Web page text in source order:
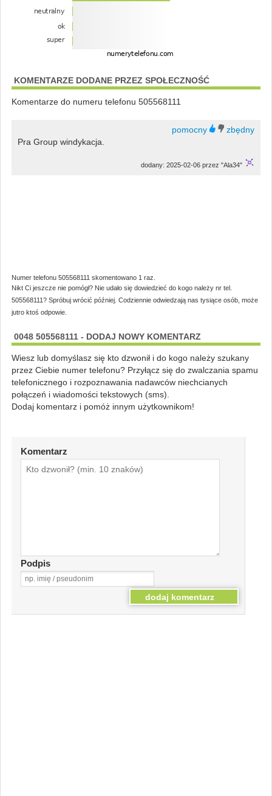
KOMENTARZE DODANE PRZEZ SPOŁECZNOŚĆ
Komentarze do numeru telefonu 505568111
Pra Group windykacja.
dodany: 2025-02-06 przez "Ala34"
Numer telefonu 505568111 skomentowano 1 raz.
Nikt Ci jeszcze nie pomógł? Nie udało się dowiedzieć do kogo należy nr tel.
505568111? Spróbuj wrócić później. Codziennie odwiedzają nas tysiące osób, może
jutro ktoś odpowie.
0048 505568111 - DODAJ NOWY KOMENTARZ
Wiesz lub domyślasz się kto dzwonił i do kogo należy szukany
przez Ciebie numer telefonu? Przyłącz się do zwalczania spamu
telefonicznego i rozpoznawania nadawców niechcianych
połączeń i wiadomości tekstowych (sms).
Dodaj komentarz i pomóż innym użytkownikom!
Komentarz
Podpis